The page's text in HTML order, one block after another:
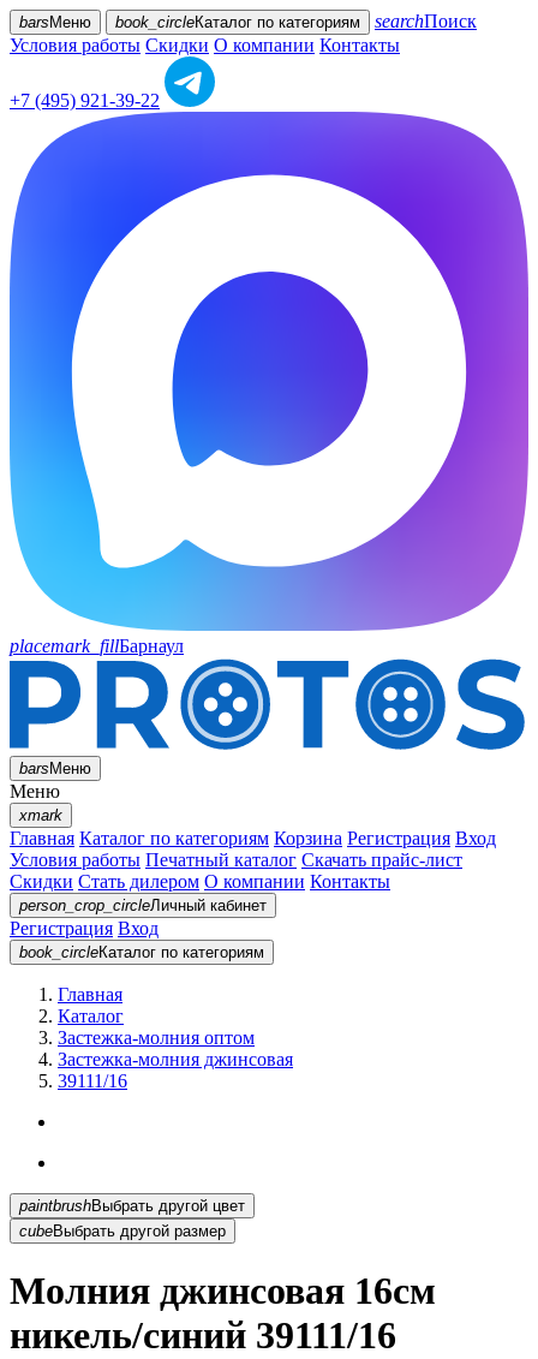
bars Меню book_circleКаталог по категориям searchПоиск
Условия работы Скидки О компании Контакты
+7 (495) 921-39-22
placemark_fillБарнаул
barsМеню
Меню
xmark
Главная Каталог по категориям Корзина Регистрация Вход
Условия работы Печатный каталог Скачать прайс-лист
Скидки Стать дилером О компании Контакты
person_crop_circleЛичный кабинет
Регистрация Вход
book_circleКаталог по категориям
Главная
Каталог
Застежка-молния оптом
Застежка-молния джинсовая
39111/16
paintbrush
Выбрать другой цвет
cubeВыбрать другой размер
Молния джинсовая 16см
никель/синий 39111/16